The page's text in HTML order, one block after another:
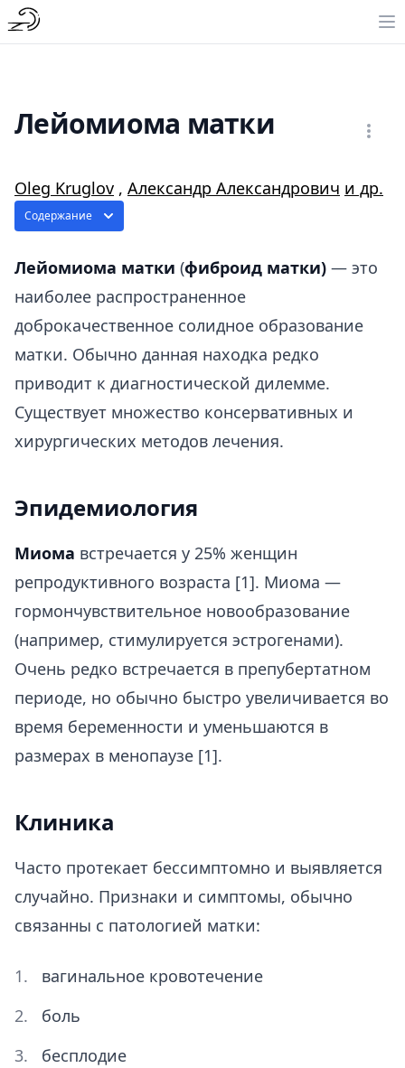
Лейомиома матки
Oleg Kruglov , Александр Александрович и др.
Содержание
Лейомиома матки (фиброид матки) — это
наиболее распространенное
доброкачественное солидное образование
матки. Обычно данная находка редко
приводит к диагностической дилемме.
Существует множество консервативных и
хирургических методов лечения.
Эпидемиология
Миома встречается у 25% женщин
репродуктивного возраста [1]. Миома —
гормончувствительное новообразование
(например, стимулируется эстрогенами).
Очень редко встречается в препубертатном
периоде, но обычно быстро увеличивается во
время беременности и уменьшаются в
размерах в менопаузе [1].
Клиника
Часто протекает бессимптомно и выявляется
случайно. Признаки и симптомы, обычно
связанны с патологией матки:
вагинальное кровотечение
боль
бесплодие